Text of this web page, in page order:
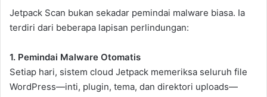
Jetpack Scan bukan sekadar pemindai malware biasa. Ia
terdiri dari beberapa lapisan perlindungan:
1. Pemindai Malware Otomatis
Setiap hari, sistem cloud Jetpack memeriksa seluruh file
WordPress—inti, plugin, tema, dan direktori uploads—